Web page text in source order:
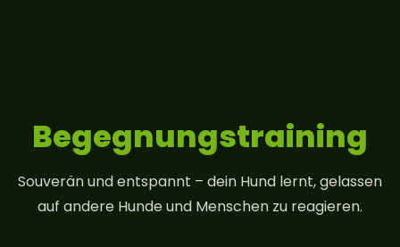
Begegnungs­training
Souverän und entspannt – dein Hund lernt, gelassen
auf andere Hunde und Menschen zu reagieren.